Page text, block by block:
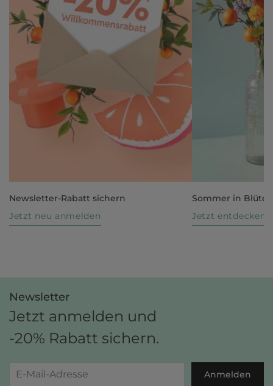
Newsletter-Rabatt sichern
Jetzt neu anmelden
Sommer in Blüte
Jetzt entdecken
Newsletter
Jetzt anmelden und
-20% Rabatt sichern.
Anmelden